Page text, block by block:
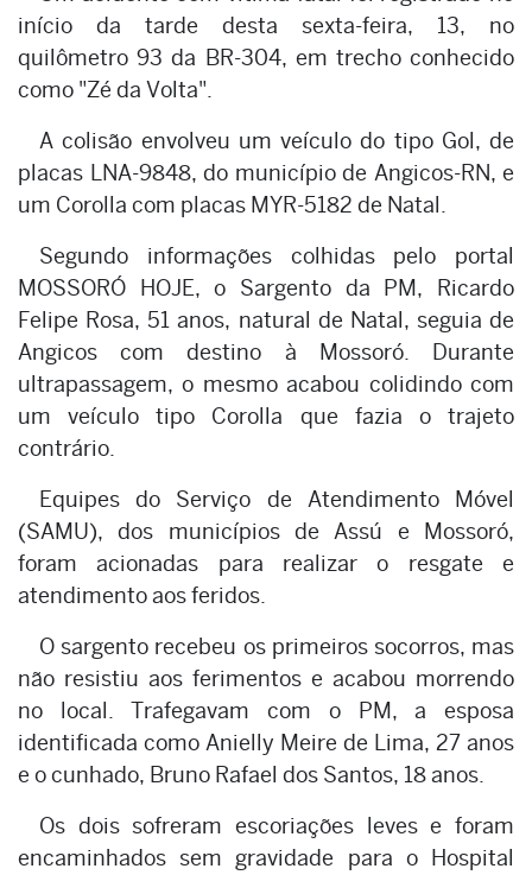
início da tarde desta sexta-feira, 13, no
quilômetro 93 da BR-304, em trecho conhecido
como "Zé da Volta".
A colisão envolveu um veículo do tipo Gol, de
placas LNA-9848, do município de Angicos-RN, e
um Corolla com placas MYR-5182 de Natal.
Segundo informações colhidas pelo portal
MOSSORÓ HOJE, o Sargento da PM, Ricardo
Felipe Rosa, 51 anos, natural de Natal, seguia de
Angicos com destino à Mossoró. Durante
ultrapassagem, o mesmo acabou colidindo com
um veículo tipo Corolla que fazia o trajeto
contrário.
Equipes do Serviço de Atendimento Móvel
(SAMU), dos municípios de Assú e Mossoró,
foram acionadas para realizar o resgate e
atendimento aos feridos.
O sargento recebeu os primeiros socorros, mas
não resistiu aos ferimentos e acabou morrendo
no local. Trafegavam com o PM, a esposa
identificada como Anielly Meire de Lima, 27 anos
e o cunhado, Bruno Rafael dos Santos, 18 anos.
Os dois sofreram escoriações leves e foram
encaminhados sem gravidade para o Hospital